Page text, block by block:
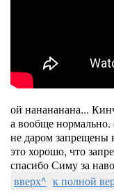
ой нанананана...
а вообще нормально.
не даром запрещены
это хорошо, что
спасибо Симу за
вверх^ к полной